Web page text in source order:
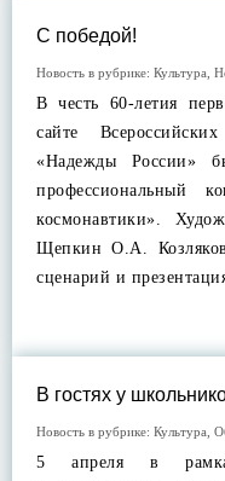
С победой!
Новость в рубрике: Культура
В честь 60-летия
сайте
«Надежды России»
профессиональный
космонавтики».
Щепкин О.А.
сценарий и
В гостях у
Новость в рубрике: Культура
5 апреля в